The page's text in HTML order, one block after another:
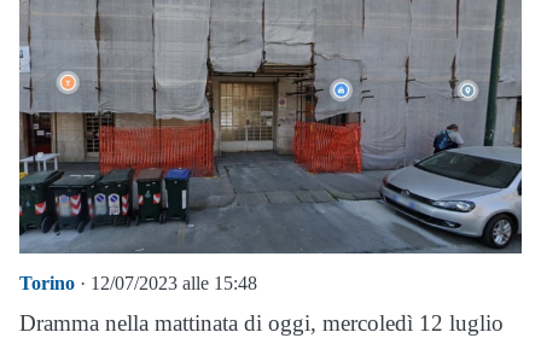
Torino · 12/07/2023 alle 15:48
Dramma nella mattinata di oggi, mercoledì 12 luglio